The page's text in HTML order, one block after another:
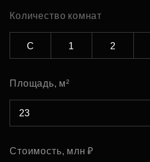
Количество комнат
С 1 2
Площадь, м²
Стоимость, млн ₽